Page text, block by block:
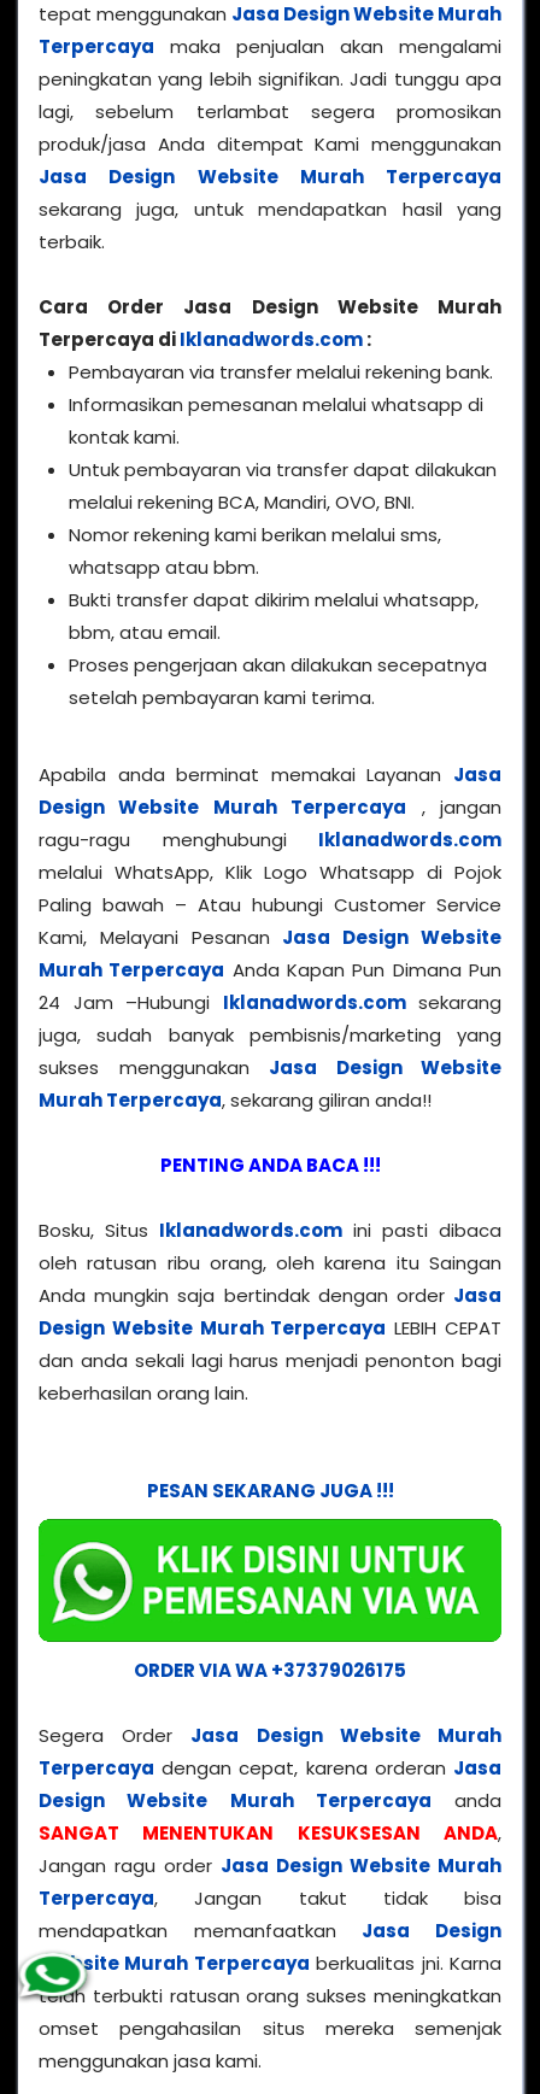
tepat menggunakan Jasa Design Website Murah
Terpercaya maka penjualan akan mengalami
peningkatan yang lebih signifikan. Jadi tunggu apa
lagi, sebelum terlambat segera promosikan
produk/jasa Anda ditempat Kami menggunakan
Jasa Design Website Murah Terpercaya
sekarang juga, untuk mendapatkan hasil yang
terbaik.
Cara Order Jasa Design Website Murah
Terpercaya diIklanadwords.com:
Pembayaran via transfer melalui rekening bank.
Informasikan pemesanan melalui whatsapp di
kontak kami.
Untuk pembayaran via transfer dapat dilakukan
melalui rekening BCA, Mandiri, OVO, BNI.
Nomor rekening kami berikan melalui sms,
whatsapp atau bbm.
Bukti transfer dapat dikirim melalui whatsapp,
bbm, atau email.
Proses pengerjaan akan dilakukan secepatnya
setelah pembayaran kami terima.
Apabila anda berminat memakai Layanan Jasa
Design Website Murah Terpercaya , jangan
ragu-ragu menghubungi Iklanadwords.com
melalui WhatsApp, Klik Logo Whatsapp di Pojok
Paling bawah – Atau hubungi Customer Service
Kami, Melayani Pesanan Jasa Design Website
Murah Terpercaya Anda Kapan Pun Dimana Pun
24 Jam –Hubungi Iklanadwords.comsekarang
juga, sudah banyak pembisnis/marketing yang
sukses menggunakan Jasa Design Website
Murah Terpercaya, sekarang giliran anda!!
PENTING ANDA BACA !!!
Bosku, Situs Iklanadwords.com ini pasti dibaca
oleh ratusan ribu orang, oleh karena itu Saingan
Anda mungkin saja bertindak dengan order Jasa
Design Website Murah Terpercaya LEBIH CEPAT
dan anda sekali lagi harus menjadi penonton bagi
keberhasilan orang lain.
PESAN SEKARANG JUGA !!!
ORDER VIA WA +37379026175
Segera Order Jasa Design Website Murah
Terpercaya dengan cepat, karena orderan Jasa
Design Website Murah Terpercaya anda
SANGAT MENENTUKAN KESUKSESAN ANDA,
Jangan ragu order Jasa Design Website Murah
Terpercaya, Jangan takut tidak bisa
mendapatkan memanfaatkan Jasa Design
Website Murah Terpercaya berkualitas jni. Karna
telah terbukti ratusan orang sukses meningkatkan
omset pengahasilan situs mereka semenjak
menggunakan jasa kami.